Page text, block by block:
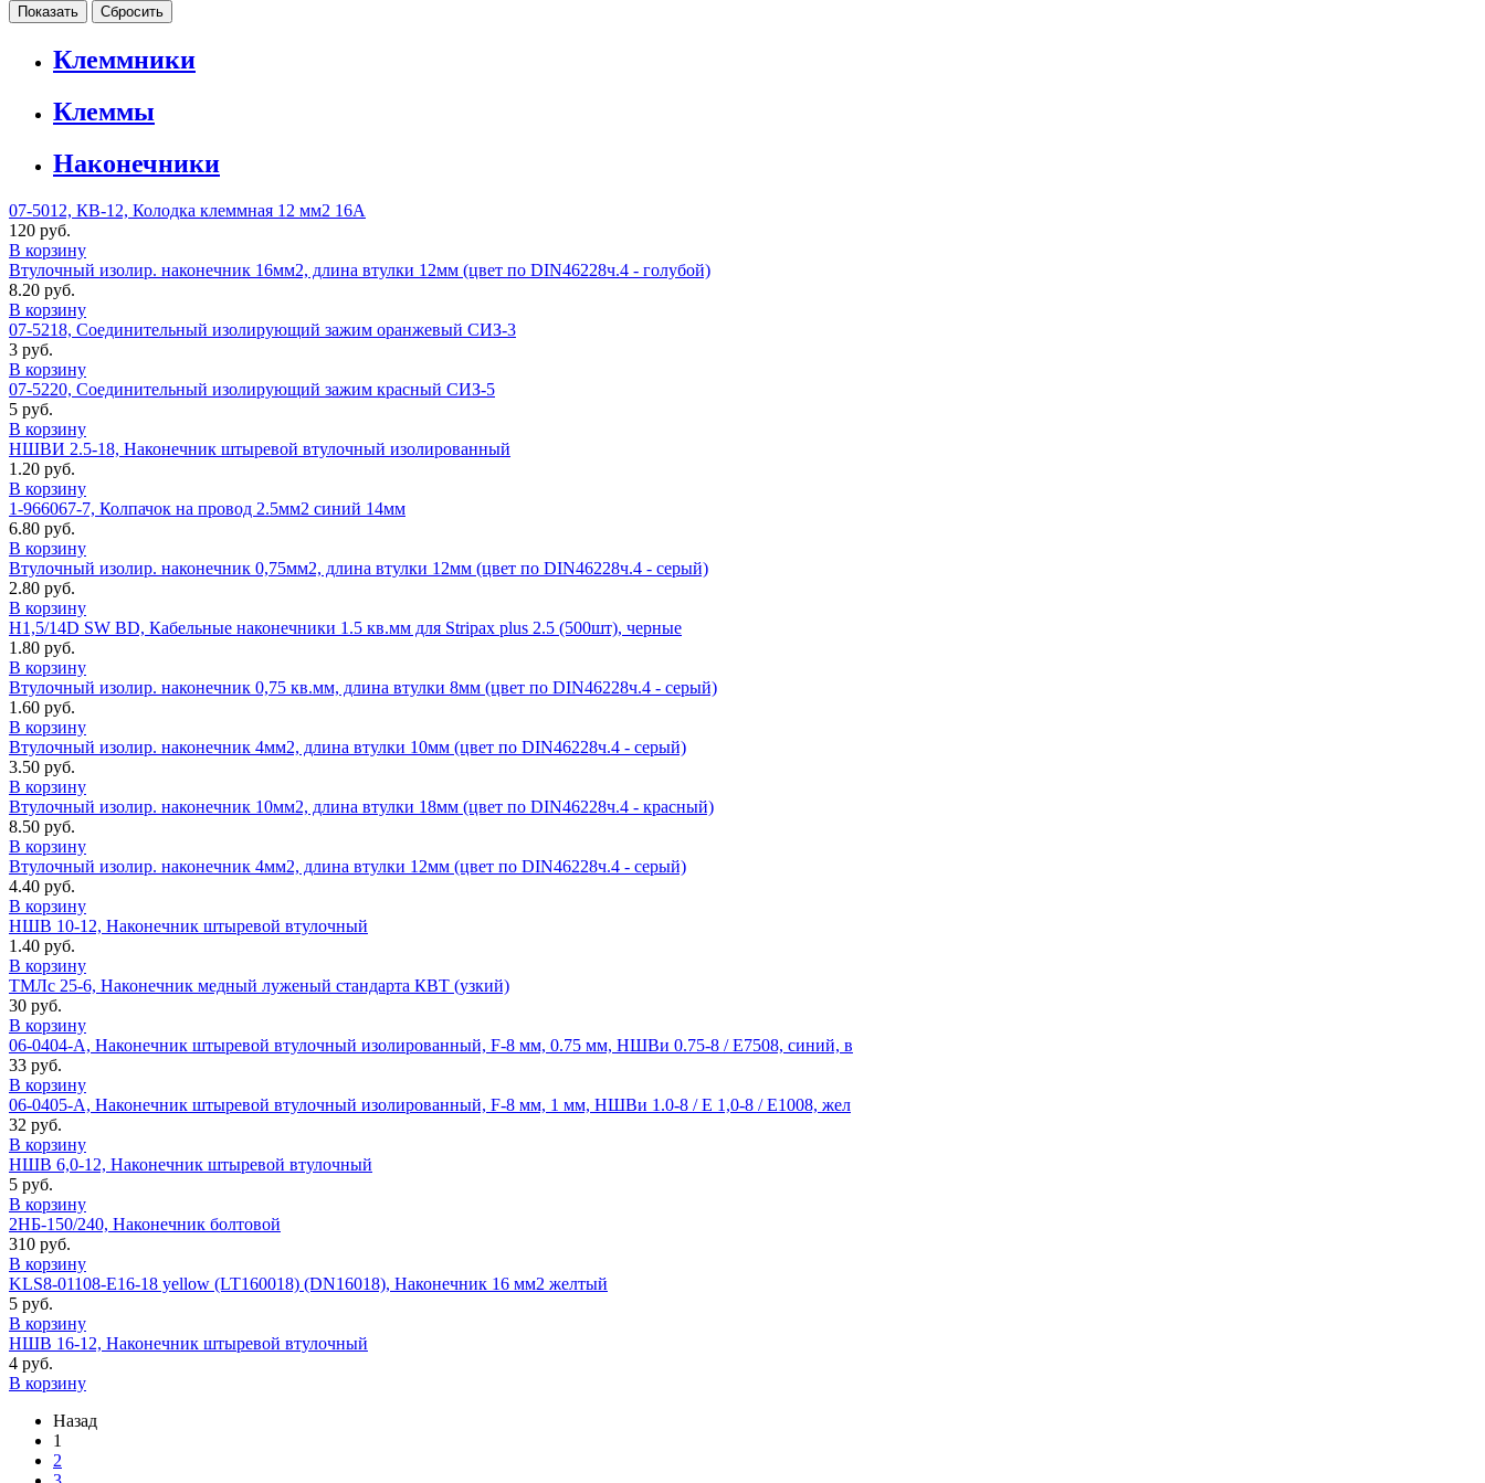
Клеммники
Клеммы
Наконечники
07-5012, КВ-12, Колодка клеммная 12 мм2 16А
120 руб.
В корзину
Втулочный изолир. наконечник 16мм2, длина втулки 12мм (цвет по DIN46228ч.4 - голубой)
8.20 руб.
В корзину
07-5218, Соединительный изолирующий зажим оранжевый СИЗ-3
3 руб.
В корзину
07-5220, Соединительный изолирующий зажим красный СИЗ-5
5 руб.
В корзину
НШВИ 2.5-18, Наконечник штыревой втулочный изолированный
1.20 руб.
В корзину
1-966067-7, Колпачок на провод 2.5мм2 синий 14мм
6.80 руб.
В корзину
Втулочный изолир. наконечник 0,75мм2, длина втулки 12мм (цвет по DIN46228ч.4 - серый)
2.80 руб.
В корзину
H1,5/14D SW BD, Кабельные наконечники 1.5 кв.мм для Stripax plus 2.5 (500шт), черные
1.80 руб.
В корзину
Втулочный изолир. наконечник 0,75 кв.мм, длина втулки 8мм (цвет по DIN46228ч.4 - серый)
1.60 руб.
В корзину
Втулочный изолир. наконечник 4мм2, длина втулки 10мм (цвет по DIN46228ч.4 - серый)
3.50 руб.
В корзину
Втулочный изолир. наконечник 10мм2, длина втулки 18мм (цвет по DIN46228ч.4 - красный)
8.50 руб.
В корзину
Втулочный изолир. наконечник 4мм2, длина втулки 12мм (цвет по DIN46228ч.4 - серый)
4.40 руб.
В корзину
НШВ 10-12, Наконечник штыревой втулочный
1.40 руб.
В корзину
ТМЛс 25-6, Наконечник медный луженый стандарта КВТ (узкий)
30 руб.
В корзину
06-0404-A, Наконечник штыревой втулочный изолированный, F-8 мм, 0.75 мм, НШВи 0.75-8 / E7508, синий, в
33 руб.
В корзину
06-0405-A, Наконечник штыревой втулочный изолированный, F-8 мм, 1 мм, НШВи 1.0-8 / Е 1,0-8 / E1008, жел
32 руб.
В корзину
НШВ 6,0-12, Наконечник штыревой втулочный
5 руб.
В корзину
2НБ-150/240, Наконечник болтовой
310 руб.
В корзину
KLS8-01108-E16-18 yellow (LT160018) (DN16018), Наконечник 16 мм2 желтый
5 руб.
В корзину
НШВ 16-12, Наконечник штыревой втулочный
4 руб.
В корзину
Назад
1
2